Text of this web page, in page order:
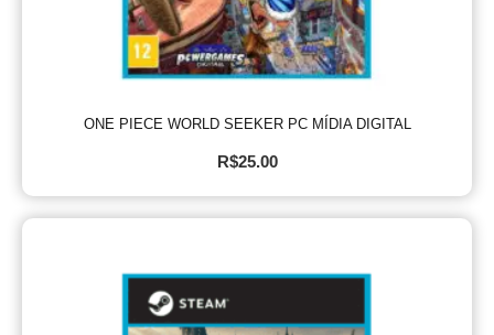
ONE PIECE WORLD SEEKER PC MÍDIA DIGITAL
R$25.00